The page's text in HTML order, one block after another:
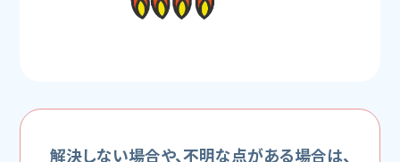
解決しない場合や、不明な点がある場合は、